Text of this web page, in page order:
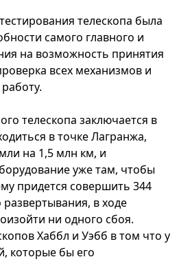
телескопа была
самого главного и
на возможность принятия
всех механизмов и
телескопа заключается в
в точке Лагранжа,
на 1,5 млн км, и
уже там, чтобы
придется совершить 344
в ходе
ни одного сбоя.
Хаббл и Уэбб в том что у
которые бы его